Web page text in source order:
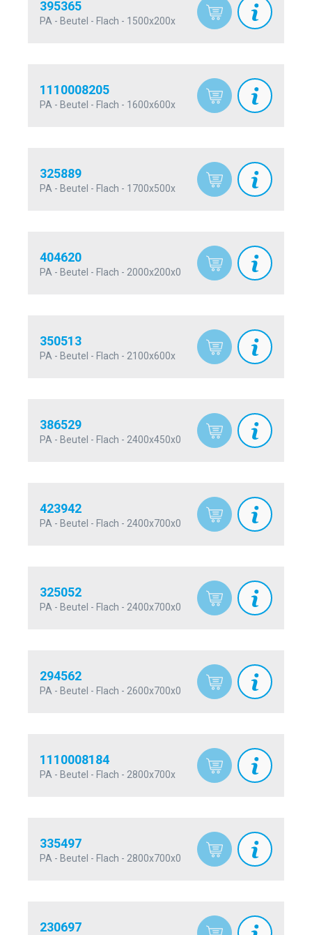
395365
PA - Beutel - Flach - 1500x200x
1110008205
PA - Beutel - Flach - 1600x600x
325889
PA - Beutel - Flach - 1700x500x
404620
PA - Beutel - Flach - 2000x200x0
350513
PA - Beutel - Flach - 2100x600x
386529
PA - Beutel - Flach - 2400x450x0
423942
PA - Beutel - Flach - 2400x700x0
325052
PA - Beutel - Flach - 2400x700x0
294562
PA - Beutel - Flach - 2600x700x0
1110008184
PA - Beutel - Flach - 2800x700x
335497
PA - Beutel - Flach - 2800x700x0
230697